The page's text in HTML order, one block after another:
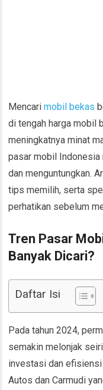
Mencarimobil bekas
di tengah harga mobil
meningkatnya minat
pasar mobil Indonesia
dan menguntungkan.
tips memilih, serta
perhatikan sebelum
Tren Pasar
Banyak Dicari?
Daftar Isi
Pada tahun 2024,
semakin melonjak
investasi dan efisiensi
Autos dan Carmudi